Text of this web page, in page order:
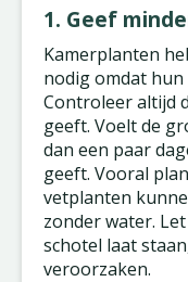
1. Geef
Kamerplanten
nodig omdat
Controleer altijd
geeft. Voelt de
dan een paar
geeft. Vooral
vetplanten
zonder water.
schotel laat
veroorzaken.